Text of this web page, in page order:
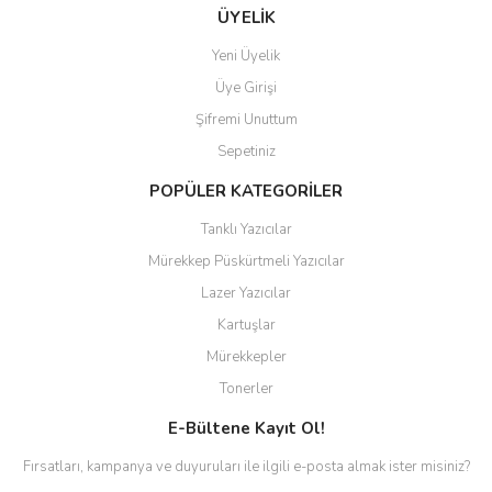
ÜYELİK
Yeni Üyelik
Üye Girişi
Şifremi Unuttum
Sepetiniz
POPÜLER KATEGORİLER
Tanklı Yazıcılar
Mürekkep Püskürtmeli Yazıcılar
Lazer Yazıcılar
Kartuşlar
Mürekkepler
Tonerler
E-Bültene Kayıt Ol!
Fırsatları, kampanya ve duyuruları ile ilgili e-posta almak ister misiniz?